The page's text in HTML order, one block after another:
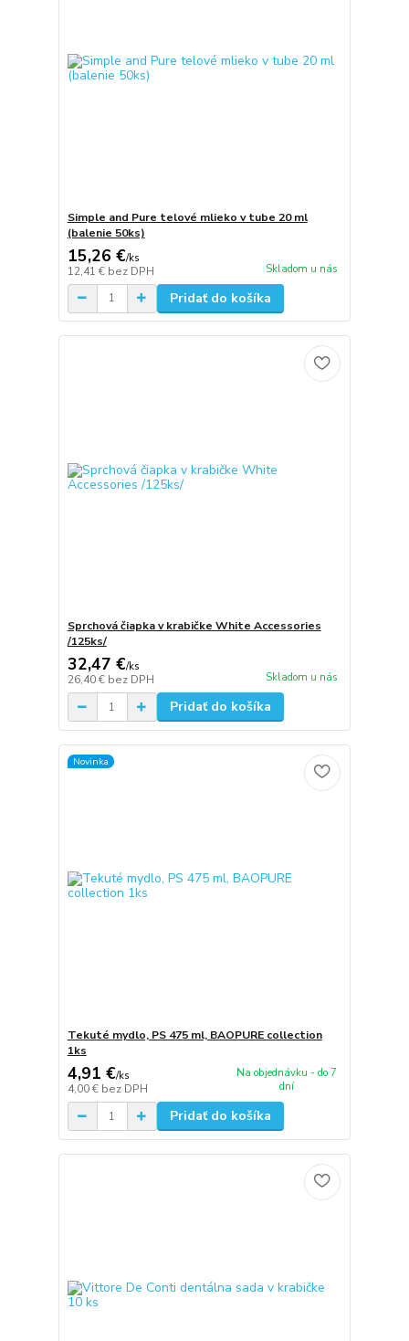
Simple and Pure telové mlieko v tube 20 ml
(balenie 50ks)
15,26 €/ks
12,41 € bez DPH Skladom u nás
Pridať do košíka
Sprchová čiapka v krabičke White Accessories
/125ks/
32,47 €/ks
26,40 € bez DPH Skladom u nás
Pridať do košíka
Novinka
Tekuté mydlo, PS 475 ml, BAOPURE collection
1ks
4,91 €/ks
4,00 € bez DPH
Na objednávku - do 7
dní
Pridať do košíka